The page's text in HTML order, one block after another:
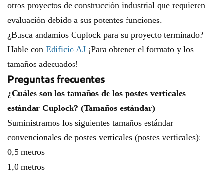
otros proyectos de construcción industrial que requieren
evaluación debido a sus potentes funciones.
¿Busca andamios Cuplock para su proyecto terminado?
Hable con Edificio AJ ¡Para obtener el formato y los
tamaños adecuados!
Preguntas frecuentes
¿Cuáles son los tamaños de los postes verticales
estándar Cuplock? (Tamaños estándar)
Suministramos los siguientes tamaños estándar
convencionales de postes verticales (postes verticales):
0,5 metros
1,0 metros